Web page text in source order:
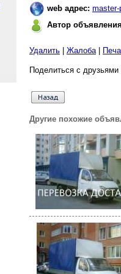
web адрес:
Автор
Удалить Жалоба|
Поделиться с
Другие похожие